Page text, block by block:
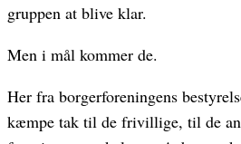
gruppen at blive klar.
Men i mål kommer de.
Her fra borgerforeningens
kæmpe tak til de frivillige, til de